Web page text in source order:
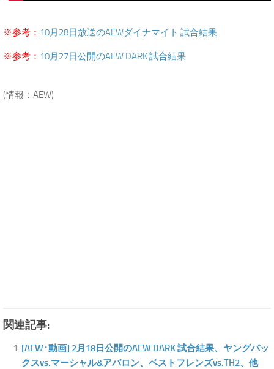
※参考： 10月28日放送のAEWダイナマイト 試合結果
※参考： 10月27日公開のAEW DARK 試合結果
(情報：AEW)
関連記事:
[AEW･動画] 2月18日公開のAEW DARK 試合結果、ヤングバッ
クスvs.マーシャル&アバロン、ベストフレンズvs.TH2、他